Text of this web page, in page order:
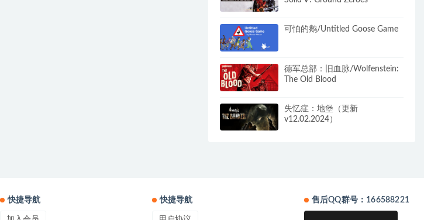
可怕的鹅/Untitled Goose Game
德军总部：旧血脉/Wolfenstein:
The Old Blood
失忆症：地堡（更新
v12.02.2024）
快捷导航 快捷导航 售后QQ群号：166588221